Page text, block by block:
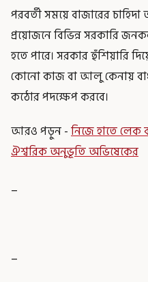
পরবর্তী সময়ে বাজারের
প্রয়োজনে বিভিন্ন সরকারি
হতে পারে। সরকার হুঁশিয়ারি
কোনো কাজ বা আলু কেনায়
কঠোর পদক্ষেপ করবে।
আরও পড়ুন -নিজে হাতে লেক
ঐশ্বরিক অনুভূতি অভিষেকের
_
_